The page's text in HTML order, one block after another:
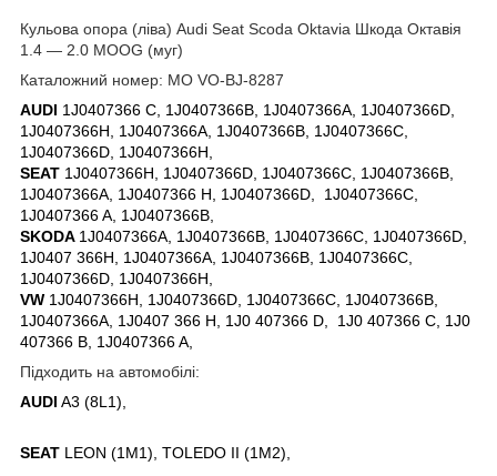
Кульова опора (ліва) Audi Seat Scoda Oktavia Шкода Октавія
1.4 — 2.0 MOOG (муг)
Каталожний номер: MO VO-BJ-8287
AUDI 1J0407366 C, 1J0407366B, 1J0407366A, 1J0407366D,
1J0407366H, 1J0407366A, 1J0407366B, 1J0407366C,
1J0407366D, 1J0407366H,
SEAT 1J0407366H, 1J0407366D, 1J0407366C, 1J0407366B,
1J0407366A, 1J0407366 H, 1J0407366D, 1J0407366C,
1J0407366 A, 1J0407366B,
SKODA 1J0407366A, 1J0407366B, 1J0407366C, 1J0407366D,
1J0407 366H, 1J0407366A, 1J0407366B, 1J0407366C,
1J0407366D, 1J0407366H,
VW 1J0407366H, 1J0407366D, 1J0407366C, 1J0407366B,
1J0407366A, 1J0407 366 H, 1J0 407366 D, 1J0 407366 C, 1J0
407366 B, 1J0407366 A,
Підходить на автомобілі:
AUDI A3 (8L1),
SEAT LEON (1M1), TOLEDO II (1M2),